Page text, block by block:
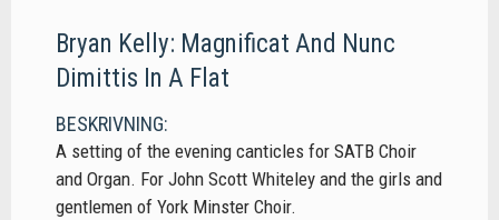
Bryan Kelly: Magnificat And Nunc
Dimittis In A Flat
BESKRIVNING:
A setting of the evening canticles for SATB Choir
and Organ. For John Scott Whiteley and the girls and
gentlemen of York Minster Choir.